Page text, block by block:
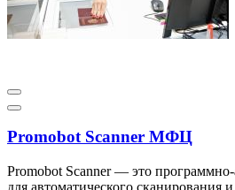
Promobot Scanner МФЦ
Promobot Scanner — это